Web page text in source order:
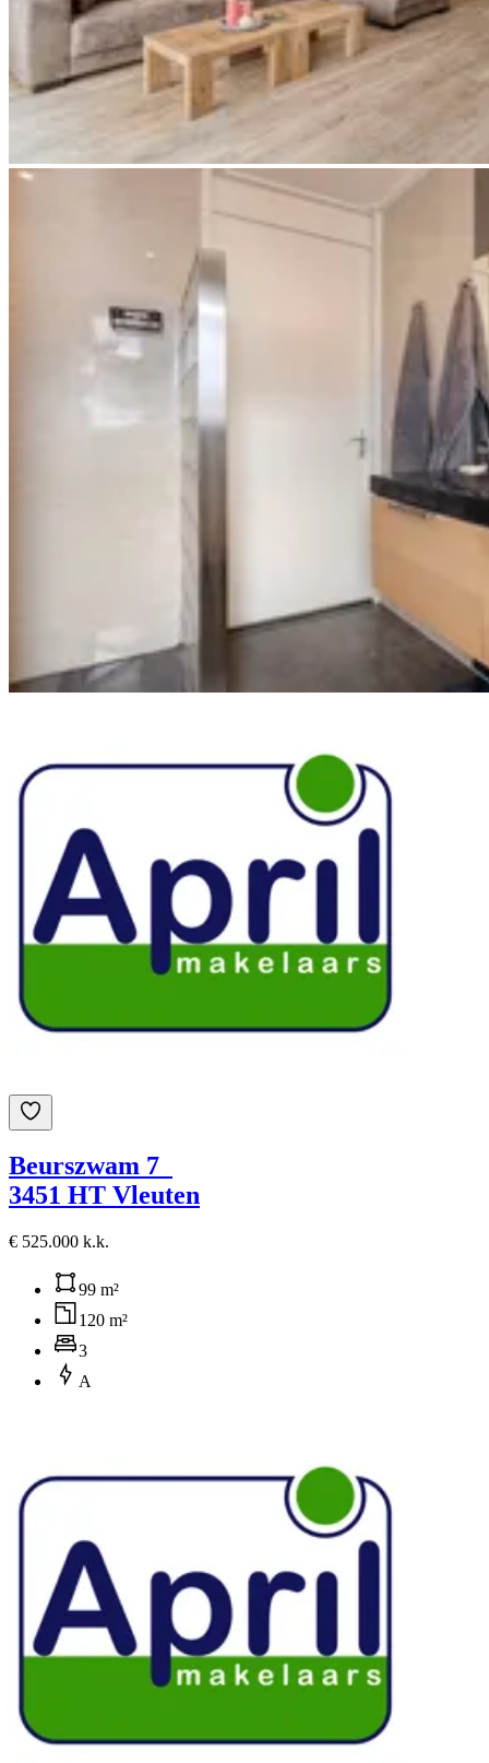
Beurszwam 7
3451 HT Vleuten
€ 525.000 k.k.
99 m²
120 m²
3
A